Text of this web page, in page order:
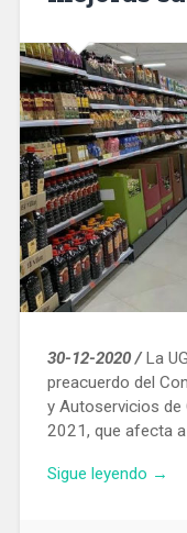
30-12-2020 /La
preacuerdo del
y Autoservicios
2021, que afecta
Sigue leyendo «El
→